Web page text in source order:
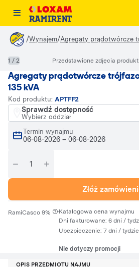
/Wynajem/Agregaty prądotwórcze
Agregaty prądotwórcze
135 kVA
Kod produktu: APTFF2
Sprawdź dostępność
Wybierz oddział
Termin wynajmu
06-08-2026 – 06-08-2026
Złóż
RamiCasco 9% ·Katalogowa cena wynajmu
Dni fakturowane: 6 dni /
Ubezpieczenie: 7 dni /
Nie dotyczy promocji
1 / 2 Przedstawione zdjęcia
OPIS PRZEDMIOTU NAJMU